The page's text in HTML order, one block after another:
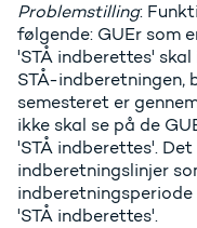
Problemstilling:
følgende: GUEr som
'STÅ indberettes'
STÅ-indberetningen,
semesteret er
ikke skal se på de
'STÅ indberettes'.
indberetningslinjer
'STÅ indberettes'.